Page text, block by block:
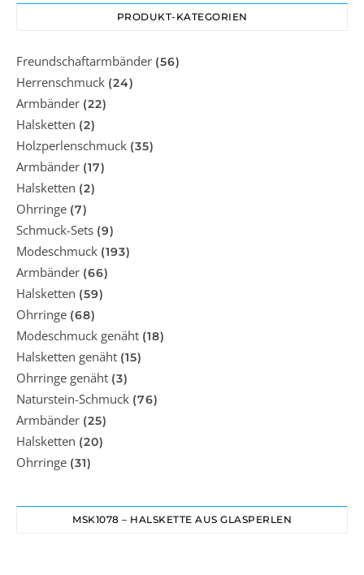
PRODUKT-KATEGORIEN
Freundschaftarmbänder (56)
Herrenschmuck (24)
Armbänder (22)
Halsketten (2)
Holzperlenschmuck (35)
Armbänder (17)
Halsketten (2)
Ohrringe (7)
Schmuck-Sets (9)
Modeschmuck (193)
Armbänder (66)
Halsketten (59)
Ohrringe (68)
Modeschmuck genäht (18)
Halsketten genäht (15)
Ohrringe genäht (3)
Naturstein-Schmuck (76)
Armbänder (25)
Halsketten (20)
Ohrringe (31)
MSK1078 – HALSKETTE AUS GLASPERLEN